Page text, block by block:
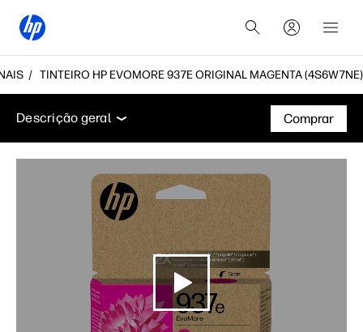
TINTEIRO HP EVOMORE 937E ORIGINAL MAGENTA (4S6W7NE)
Descrição geral
Suporte
Descrição geral
Descrição geral
Comprar